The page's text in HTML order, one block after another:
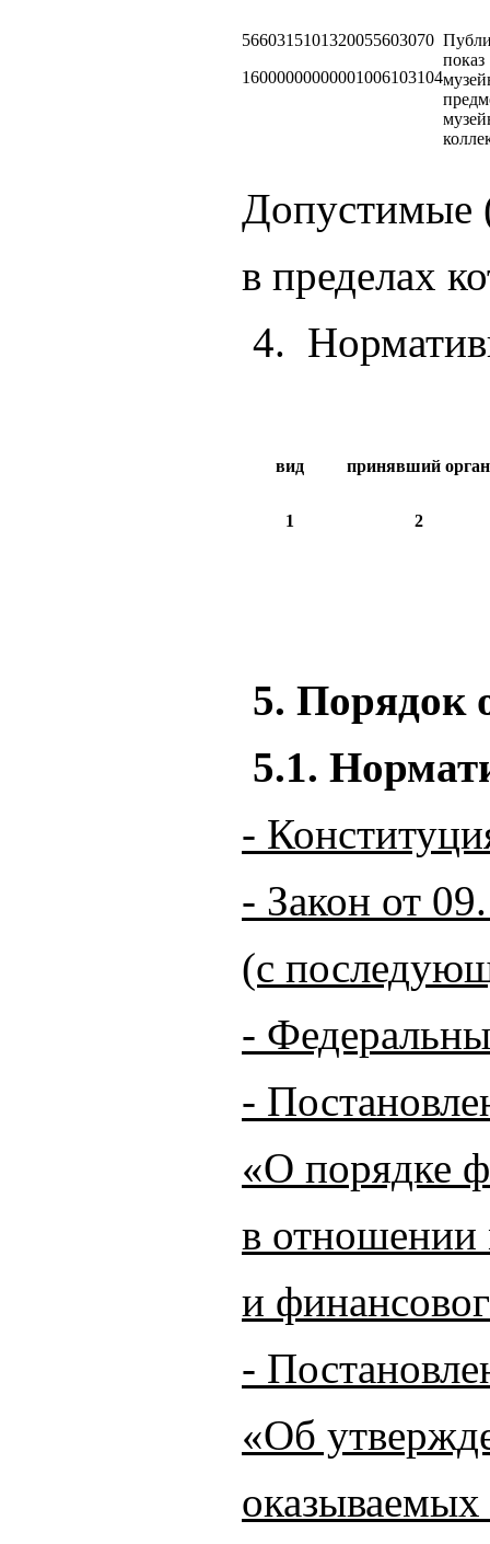
5660315101320055603070
16000000000001006103104
показ
Допустимые
в пределах
4.
вид принявший орган
1 2
5. Порядок
5.1.
-
- Закон от
(с
-
-
«О порядке
в отношении
и
-
«Об